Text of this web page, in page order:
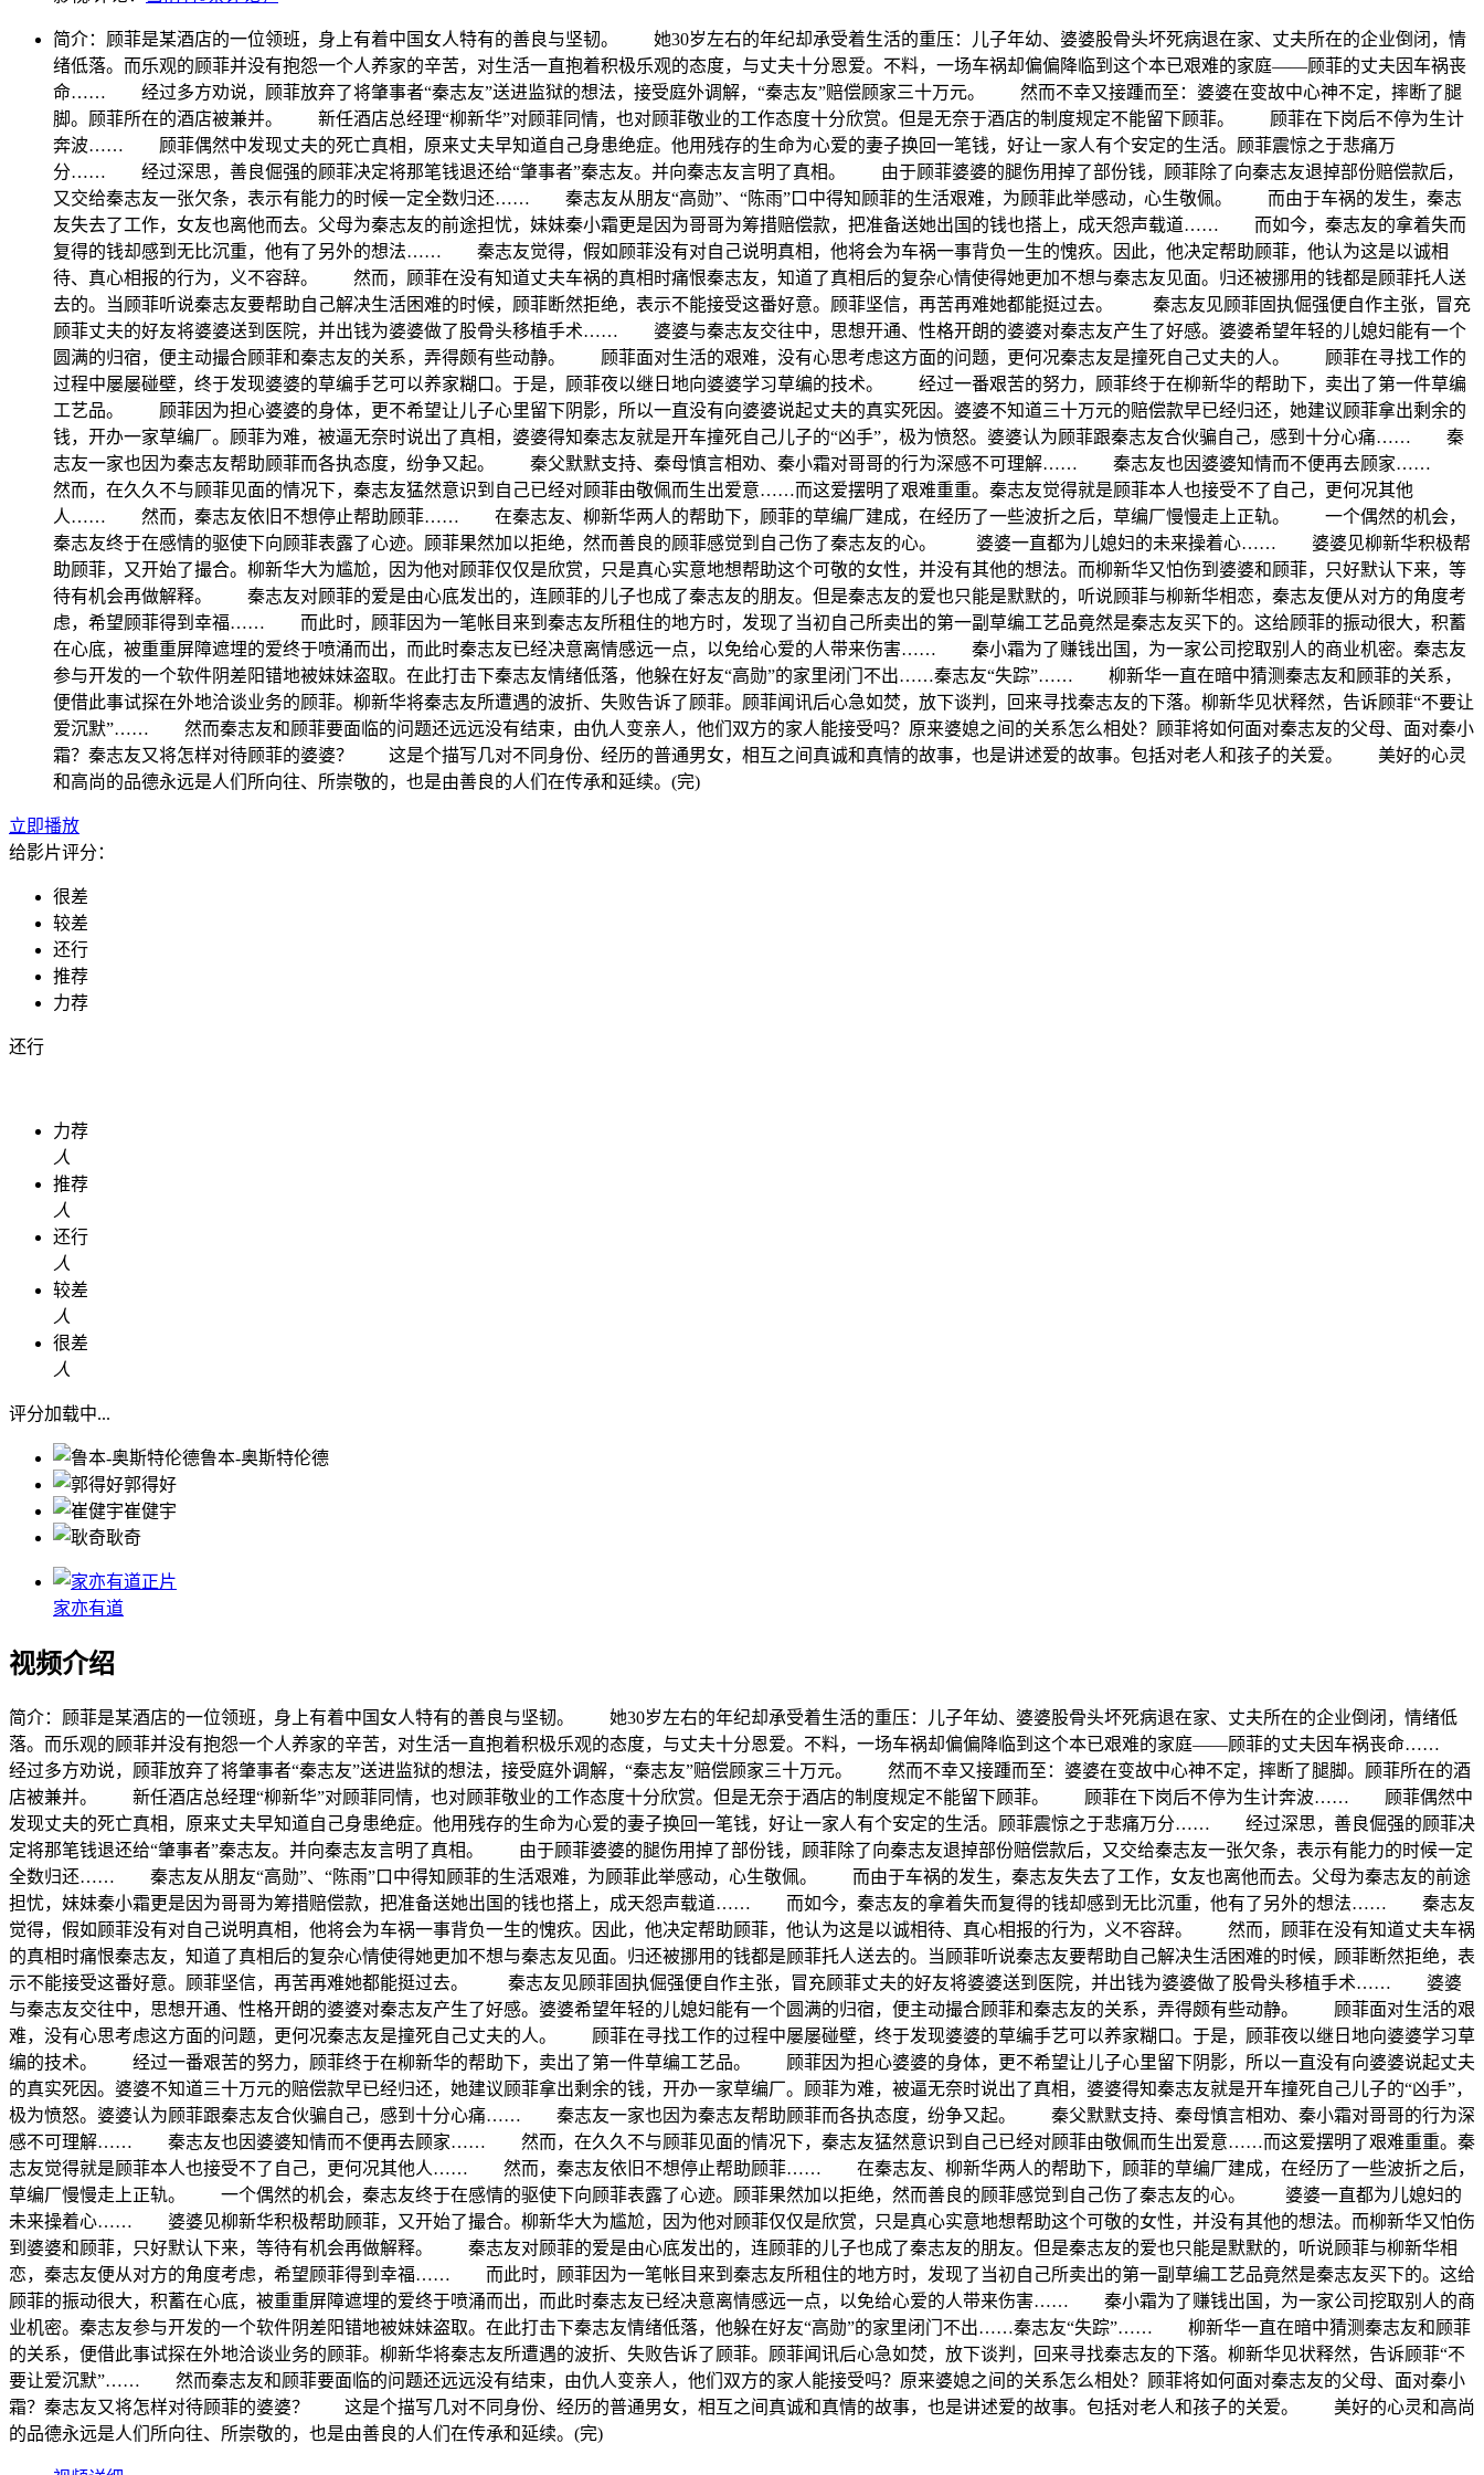
简介： 顾菲是某酒店的一位领班，身上有着中国女人特有的善良与坚韧。 她30岁左右的年纪却承受着生活的重压：儿子年幼、婆婆股骨头坏死病退在家、丈夫所在的企业倒闭，情
绪低落。而乐观的顾菲并没有抱怨一个人养家的辛苦，对生活一直抱着积极乐观的态度，与丈夫十分恩爱。不料，一场车祸却偏偏降临到这个本已艰难的家庭——顾菲的丈夫因车祸丧
命…… 经过多方劝说，顾菲放弃了将肇事者“秦志友”送进监狱的想法，接受庭外调解，“秦志友”赔偿顾家三十万元。 然而不幸又接踵而至：婆婆在变故中心神不定，摔断了腿
脚。顾菲所在的酒店被兼并。 新任酒店总经理“柳新华”对顾菲同情，也对顾菲敬业的工作态度十分欣赏。但是无奈于酒店的制度规定不能留下顾菲。 顾菲在下岗后不停为生计
奔波…… 顾菲偶然中发现丈夫的死亡真相，原来丈夫早知道自己身患绝症。他用残存的生命为心爱的妻子换回一笔钱，好让一家人有个安定的生活。顾菲震惊之于悲痛万
分…… 经过深思，善良倔强的顾菲决定将那笔钱退还给“肇事者”秦志友。并向秦志友言明了真相。 由于顾菲婆婆的腿伤用掉了部份钱，顾菲除了向秦志友退掉部份赔偿款后，
又交给秦志友一张欠条，表示有能力的时候一定全数归还…… 秦志友从朋友“高勋”、“陈雨”口中得知顾菲的生活艰难，为顾菲此举感动，心生敬佩。 而由于车祸的发生，秦志
友失去了工作，女友也离他而去。父母为秦志友的前途担忧，妹妹秦小霜更是因为哥哥为筹措赔偿款，把准备送她出国的钱也搭上，成天怨声载道…… 而如今，秦志友的拿着失而
复得的钱却感到无比沉重，他有了另外的想法…… 秦志友觉得，假如顾菲没有对自己说明真相，他将会为车祸一事背负一生的愧疚。因此，他决定帮助顾菲，他认为这是以诚相
待、真心相报的行为，义不容辞。 然而，顾菲在没有知道丈夫车祸的真相时痛恨秦志友，知道了真相后的复杂心情使得她更加不想与秦志友见面。归还被挪用的钱都是顾菲托人送
去的。当顾菲听说秦志友要帮助自己解决生活困难的时候，顾菲断然拒绝，表示不能接受这番好意。顾菲坚信，再苦再难她都能挺过去。 秦志友见顾菲固执倔强便自作主张，冒充
顾菲丈夫的好友将婆婆送到医院，并出钱为婆婆做了股骨头移植手术…… 婆婆与秦志友交往中，思想开通、性格开朗的婆婆对秦志友产生了好感。婆婆希望年轻的儿媳妇能有一个
圆满的归宿，便主动撮合顾菲和秦志友的关系，弄得颇有些动静。 顾菲面对生活的艰难，没有心思考虑这方面的问题，更何况秦志友是撞死自己丈夫的人。 顾菲在寻找工作的
过程中屡屡碰壁，终于发现婆婆的草编手艺可以养家糊口。于是，顾菲夜以继日地向婆婆学习草编的技术。 经过一番艰苦的努力，顾菲终于在柳新华的帮助下，卖出了第一件草编
工艺品。 顾菲因为担心婆婆的身体，更不希望让儿子心里留下阴影，所以一直没有向婆婆说起丈夫的真实死因。婆婆不知道三十万元的赔偿款早已经归还，她建议顾菲拿出剩余的
钱，开办一家草编厂。顾菲为难，被逼无奈时说出了真相，婆婆得知秦志友就是开车撞死自己儿子的“凶手”，极为愤怒。婆婆认为顾菲跟秦志友合伙骗自己，感到十分心痛…… 秦
志友一家也因为秦志友帮助顾菲而各执态度，纷争又起。 秦父默默支持、秦母慎言相劝、秦小霜对哥哥的行为深感不可理解…… 秦志友也因婆婆知情而不便再去顾家……
然而，在久久不与顾菲见面的情况下，秦志友猛然意识到自己已经对顾菲由敬佩而生出爱意……而这爱摆明了艰难重重。秦志友觉得就是顾菲本人也接受不了自己，更何况其他
人…… 然而，秦志友依旧不想停止帮助顾菲…… 在秦志友、柳新华两人的帮助下，顾菲的草编厂建成，在经历了一些波折之后，草编厂慢慢走上正轨。 一个偶然的机会，
秦志友终于在感情的驱使下向顾菲表露了心迹。顾菲果然加以拒绝，然而善良的顾菲感觉到自己伤了秦志友的心。 婆婆一直都为儿媳妇的未来操着心…… 婆婆见柳新华积极帮
助顾菲，又开始了撮合。柳新华大为尴尬，因为他对顾菲仅仅是欣赏，只是真心实意地想帮助这个可敬的女性，并没有其他的想法。而柳新华又怕伤到婆婆和顾菲，只好默认下来，等
待有机会再做解释。 秦志友对顾菲的爱是由心底发出的，连顾菲的儿子也成了秦志友的朋友。但是秦志友的爱也只能是默默的，听说顾菲与柳新华相恋，秦志友便从对方的角度考
虑，希望顾菲得到幸福…… 而此时，顾菲因为一笔帐目来到秦志友所租住的地方时，发现了当初自己所卖出的第一副草编工艺品竟然是秦志友买下的。这给顾菲的振动很大，积蓄
在心底，被重重屏障遮埋的爱终于喷涌而出，而此时秦志友已经决意离情感远一点，以免给心爱的人带来伤害…… 秦小霜为了赚钱出国，为一家公司挖取别人的商业机密。秦志友
参与开发的一个软件阴差阳错地被妹妹盗取。在此打击下秦志友情绪低落，他躲在好友“高勋”的家里闭门不出……秦志友“失踪”…… 柳新华一直在暗中猜测秦志友和顾菲的关系，
便借此事试探在外地洽谈业务的顾菲。柳新华将秦志友所遭遇的波折、失败告诉了顾菲。顾菲闻讯后心急如焚，放下谈判，回来寻找秦志友的下落。柳新华见状释然，告诉顾菲“不要让
爱沉默”…… 然而秦志友和顾菲要面临的问题还远远没有结束，由仇人变亲人，他们双方的家人能接受吗？原来婆媳之间的关系怎么相处？顾菲将如何面对秦志友的父母、面对秦小
霜？秦志友又将怎样对待顾菲的婆婆？ 这是个描写几对不同身份、经历的普通男女，相互之间真诚和真情的故事，也是讲述爱的故事。包括对老人和孩子的关爱。 美好的心灵
和高尚的品德永远是人们所向往、所崇敬的，也是由善良的人们在传承和延续。(完)
立即播放
给影片评分：
很差
较差
还行
推荐
力荐
还行
力荐
人
推荐
人
还行
人
较差
人
很差
人
评分加载中...
鲁本-奥斯特伦德
郭得好
崔健宇
耿奇
正片
家亦有道
视频介绍
简介： 顾菲是某酒店的一位领班，身上有着中国女人特有的善良与坚韧。 她30岁左右的年纪却承受着生活的重压：儿子年幼、婆婆股骨头坏死病退在家、丈夫所在的企业倒闭，情绪低
落。而乐观的顾菲并没有抱怨一个人养家的辛苦，对生活一直抱着积极乐观的态度，与丈夫十分恩爱。不料，一场车祸却偏偏降临到这个本已艰难的家庭——顾菲的丈夫因车祸丧命……
经过多方劝说，顾菲放弃了将肇事者“秦志友”送进监狱的想法，接受庭外调解，“秦志友”赔偿顾家三十万元。 然而不幸又接踵而至：婆婆在变故中心神不定，摔断了腿脚。顾菲所在的酒
店被兼并。 新任酒店总经理“柳新华”对顾菲同情，也对顾菲敬业的工作态度十分欣赏。但是无奈于酒店的制度规定不能留下顾菲。 顾菲在下岗后不停为生计奔波…… 顾菲偶然中
发现丈夫的死亡真相，原来丈夫早知道自己身患绝症。他用残存的生命为心爱的妻子换回一笔钱，好让一家人有个安定的生活。顾菲震惊之于悲痛万分…… 经过深思，善良倔强的顾菲决
定将那笔钱退还给“肇事者”秦志友。并向秦志友言明了真相。 由于顾菲婆婆的腿伤用掉了部份钱，顾菲除了向秦志友退掉部份赔偿款后，又交给秦志友一张欠条，表示有能力的时候一定
全数归还…… 秦志友从朋友“高勋”、“陈雨”口中得知顾菲的生活艰难，为顾菲此举感动，心生敬佩。 而由于车祸的发生，秦志友失去了工作，女友也离他而去。父母为秦志友的前途
担忧，妹妹秦小霜更是因为哥哥为筹措赔偿款，把准备送她出国的钱也搭上，成天怨声载道…… 而如今，秦志友的拿着失而复得的钱却感到无比沉重，他有了另外的想法…… 秦志友
觉得，假如顾菲没有对自己说明真相，他将会为车祸一事背负一生的愧疚。因此，他决定帮助顾菲，他认为这是以诚相待、真心相报的行为，义不容辞。 然而，顾菲在没有知道丈夫车祸
的真相时痛恨秦志友，知道了真相后的复杂心情使得她更加不想与秦志友见面。归还被挪用的钱都是顾菲托人送去的。当顾菲听说秦志友要帮助自己解决生活困难的时候，顾菲断然拒绝，表
示不能接受这番好意。顾菲坚信，再苦再难她都能挺过去。 秦志友见顾菲固执倔强便自作主张，冒充顾菲丈夫的好友将婆婆送到医院，并出钱为婆婆做了股骨头移植手术…… 婆婆
与秦志友交往中，思想开通、性格开朗的婆婆对秦志友产生了好感。婆婆希望年轻的儿媳妇能有一个圆满的归宿，便主动撮合顾菲和秦志友的关系，弄得颇有些动静。 顾菲面对生活的艰
难，没有心思考虑这方面的问题，更何况秦志友是撞死自己丈夫的人。 顾菲在寻找工作的过程中屡屡碰壁，终于发现婆婆的草编手艺可以养家糊口。于是，顾菲夜以继日地向婆婆学习草
编的技术。 经过一番艰苦的努力，顾菲终于在柳新华的帮助下，卖出了第一件草编工艺品。 顾菲因为担心婆婆的身体，更不希望让儿子心里留下阴影，所以一直没有向婆婆说起丈夫
的真实死因。婆婆不知道三十万元的赔偿款早已经归还，她建议顾菲拿出剩余的钱，开办一家草编厂。顾菲为难，被逼无奈时说出了真相，婆婆得知秦志友就是开车撞死自己儿子的“凶手”，
极为愤怒。婆婆认为顾菲跟秦志友合伙骗自己，感到十分心痛…… 秦志友一家也因为秦志友帮助顾菲而各执态度，纷争又起。 秦父默默支持、秦母慎言相劝、秦小霜对哥哥的行为深
感不可理解…… 秦志友也因婆婆知情而不便再去顾家…… 然而，在久久不与顾菲见面的情况下，秦志友猛然意识到自己已经对顾菲由敬佩而生出爱意……而这爱摆明了艰难重重。秦
志友觉得就是顾菲本人也接受不了自己，更何况其他人…… 然而，秦志友依旧不想停止帮助顾菲…… 在秦志友、柳新华两人的帮助下，顾菲的草编厂建成，在经历了一些波折之后，
草编厂慢慢走上正轨。 一个偶然的机会，秦志友终于在感情的驱使下向顾菲表露了心迹。顾菲果然加以拒绝，然而善良的顾菲感觉到自己伤了秦志友的心。 婆婆一直都为儿媳妇的
未来操着心…… 婆婆见柳新华积极帮助顾菲，又开始了撮合。柳新华大为尴尬，因为他对顾菲仅仅是欣赏，只是真心实意地想帮助这个可敬的女性，并没有其他的想法。而柳新华又怕伤
到婆婆和顾菲，只好默认下来，等待有机会再做解释。 秦志友对顾菲的爱是由心底发出的，连顾菲的儿子也成了秦志友的朋友。但是秦志友的爱也只能是默默的，听说顾菲与柳新华相
恋，秦志友便从对方的角度考虑，希望顾菲得到幸福…… 而此时，顾菲因为一笔帐目来到秦志友所租住的地方时，发现了当初自己所卖出的第一副草编工艺品竟然是秦志友买下的。这给
顾菲的振动很大，积蓄在心底，被重重屏障遮埋的爱终于喷涌而出，而此时秦志友已经决意离情感远一点，以免给心爱的人带来伤害…… 秦小霜为了赚钱出国，为一家公司挖取别人的商
业机密。秦志友参与开发的一个软件阴差阳错地被妹妹盗取。在此打击下秦志友情绪低落，他躲在好友“高勋”的家里闭门不出……秦志友“失踪”…… 柳新华一直在暗中猜测秦志友和顾菲
的关系，便借此事试探在外地洽谈业务的顾菲。柳新华将秦志友所遭遇的波折、失败告诉了顾菲。顾菲闻讯后心急如焚，放下谈判，回来寻找秦志友的下落。柳新华见状释然，告诉顾菲“不
要让爱沉默”…… 然而秦志友和顾菲要面临的问题还远远没有结束，由仇人变亲人，他们双方的家人能接受吗？原来婆媳之间的关系怎么相处？顾菲将如何面对秦志友的父母、面对秦小
霜？秦志友又将怎样对待顾菲的婆婆？ 这是个描写几对不同身份、经历的普通男女，相互之间真诚和真情的故事，也是讲述爱的故事。包括对老人和孩子的关爱。 美好的心灵和高尚
的品德永远是人们所向往、所崇敬的，也是由善良的人们在传承和延续。(完)